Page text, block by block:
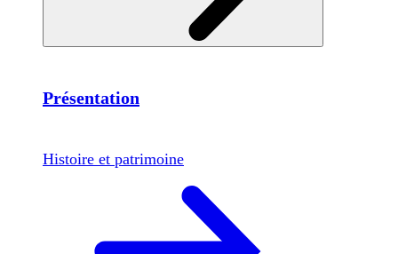
Présentation
Histoire et patrimoine